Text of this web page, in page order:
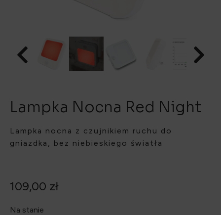
Lampka Nocna Red Night
Lampka nocna z czujnikiem ruchu do
gniazdka, bez niebieskiego światła
109,00 zł
Na stanie